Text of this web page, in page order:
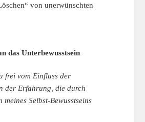
von unerwünschten
das Unterbewusstsein
frei vom Einfluss der
der Erfahrung, die durch
Selbst-Bewusstseins